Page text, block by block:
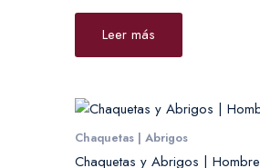
Leer más
Chaquetas | Abrigos
Chaquetas y Abrigos | Hombre